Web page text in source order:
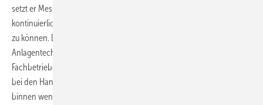
setzt er Messstellen an einigen Referenzpunkten einer Anlage, um
kontinuierlich Daten zu ermitteln und per Monitoringtool auswerten
zu können. Dass dieses Know-how zum Fachwissen eines
Anlagentechnikers gehören sollte, ist sein dringender Appell an die
Fachbetriebe. Wenn die Datenhoheit über die Heizungsanlagen nicht
bei den Handwerksunternehmen bleibe, so seine Prognose, würden
binnen weniger Jahre Spezialisten aus der Datentechnik dieses